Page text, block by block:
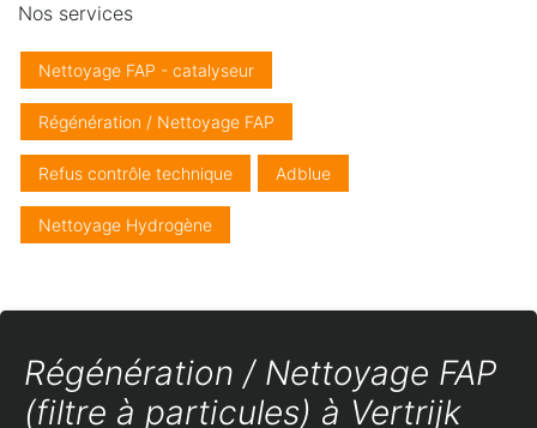
Nos services
Nettoyage FAP - catalyseur
Régénération / Nettoyage FAP
Refus contrôle technique Adblue
Nettoyage Hydrogène
Régénération / Nettoyage FAP
(filtre à particules) à Vertrijk